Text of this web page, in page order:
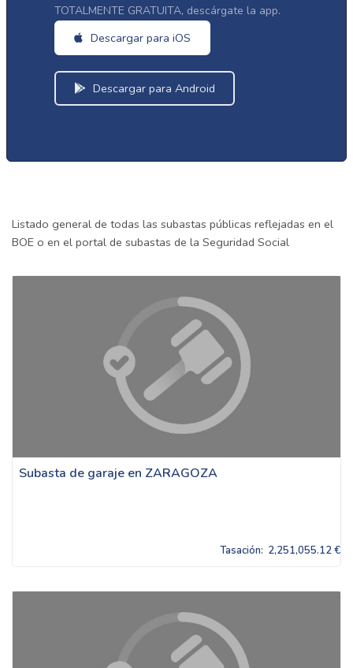
TOTALMENTE GRATUITA, descárgate la app.
Descargar para iOS
Descargar para Android
Listado general de todas las subastas públicas reflejadas en el
BOE o en el portal de subastas de la Seguridad Social
Subasta de garaje en ZARAGOZA
Tasación: 2,251,055.12 €